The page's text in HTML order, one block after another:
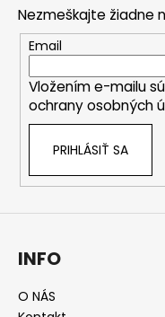
Nezmeškajte žiadne
Email
Vložením e-mailu
ochrany osobných
PRIHLÁSIŤ SA
INFO
O NÁS